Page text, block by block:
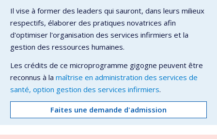
Il vise à former des leaders qui sauront, dans leurs milieux
respectifs, élaborer des pratiques novatrices afin
d'optimiser l'organisation des services infirmiers et la
gestion des ressources humaines.
Les crédits de ce microprogramme gigogne peuvent être
reconnus à la maîtrise en administration des services de
santé, option gestion des services infirmiers.
Faites une demande d'admission